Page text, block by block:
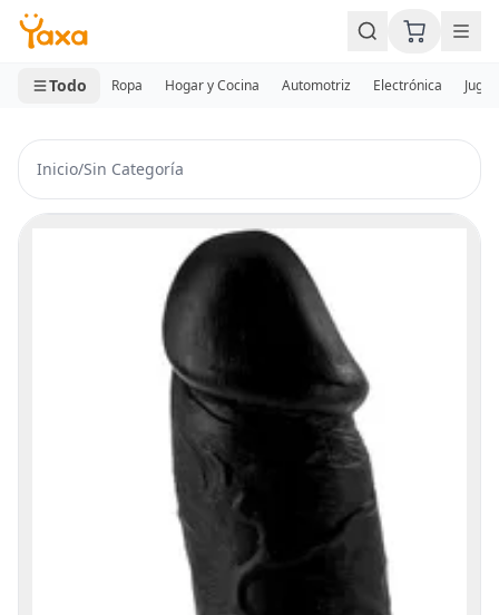
MINI CARRITO
0 productos
Todo Ropa Hogar y Cocina Automotriz Electrónica
Inicio/Sin Categoría